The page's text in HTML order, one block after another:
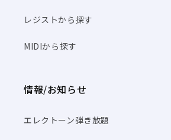
レジストから探す
MIDIから探す
情報/お知らせ
エレクトーン弾き放題